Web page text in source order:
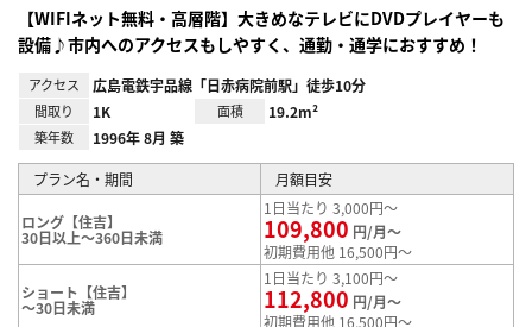
【WIFIネット無料・高層階】大きめなテレビにDVDプレイヤーも
設備♪市内へのアクセスもしやすく、通勤・通学におすすめ！
アクセス 広島電鉄宇品線「日赤病院前駅」徒歩10分
間取り 1K 面積 19.2m²
築年数 1996年 8月 築
プラン名・期間 月額目安
ロング【住吉】
30日以上～360日未満
1日当たり 3,000円～
109,800 円/月～
初期費用他 16,500円～
ショート【住吉】
～30日未満
1日当たり 3,100円～
112,800 円/月～
初期費用他 16,500円～